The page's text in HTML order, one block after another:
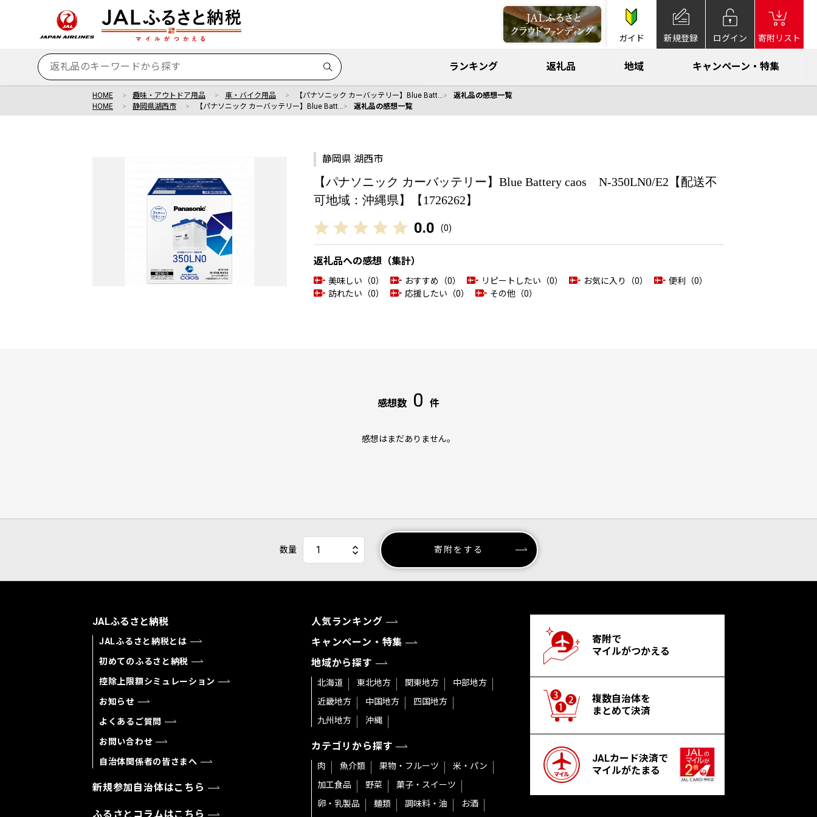
ガイド 新規登録 ログイン 寄附リスト
ランキング 返礼品 地域 キャンペーン・特集
HOME 趣味・アウトドア用品 車・バイク用品 【パナソニック カーバッテリー】Blue Batt…
返礼品の感想一覧
HOME
静岡県湖西市 【パナソニック カーバッテリー】Blue Batt… 返礼品の感想一覧
静岡県 湖西市
【パナソニック カーバッテリー】Blue Battery caos N-350LN0/E2【配送不
可地域：沖縄県】【1726262】
0.0 (0)
返礼品への感想（集計）
美味しい（0） おすすめ（0） リピートしたい（0） お気に入り（0）
便利（0）
訪れたい（0）
応援したい（0） その他（0）
感想数 0 件
感想はまだありません。
数量 寄附をする
JALふるさと納税
JALふるさと納税とは
初めてのふるさと納税
控除上限額シミュレーション
お知らせ
よくあるご質問
お問い合わせ
自治体関係者の皆さまへ
新規参加自治体はこちら
ふるさとコラムはこちら
人気ランキング
キャンペーン・特集
地域から探す
北海道 東北地方 関東地方
中部地方
近畿地方
中国地方
四国地方
九州地方
沖縄
カテゴリから探す
肉 魚介類 果物・フルーツ
米・パン
加工食品
野菜
菓子・スイーツ
卵・乳製品
麺類 調味料・油 お酒
寄附で
マイルがつかえる
複数自治体を
まとめて決済
JALカード決済で
マイルがたまる